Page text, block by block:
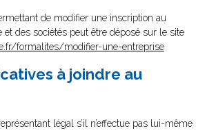
de modifier une inscription au
des sociétés peut être déposé sur le site
formalites/modifier-une-entreprise
à joindre au
légal s’il n’effectue pas lui-même